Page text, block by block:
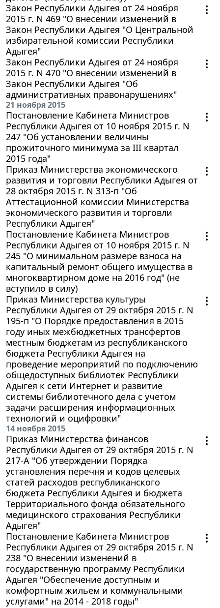
Закон Республики Адыгея от 24 ноября
2015 г. N 469 "О внесении изменений в
Закон Республики Адыгея "О Центральной
избирательной комиссии Республики
Адыгея"
Закон Республики Адыгея от 24 ноября
2015 г. N 470 "О внесении изменений в
Закон Республики Адыгея "Об
административных правонарушениях"
21 ноября 2015
Постановление Кабинета Министров
Республики Адыгея от 10 ноября 2015 г. N
247 "Об установлении величины
прожиточного минимума за III квартал
2015 года"
Приказ Министерства экономического
развития и торговли Республики Адыгея от
28 октября 2015 г. N 313-п "Об
Аттестационной комиссии Министерства
экономического развития и торговли
Республики Адыгея"
Постановление Кабинета Министров
Республики Адыгея от 10 ноября 2015 г. N
245 "О минимальном размере взноса на
капитальный ремонт общего имущества в
многоквартирном доме на 2016 год" (не
вступило в силу)
Приказ Министерства культуры
Республики Адыгея от 29 октября 2015 г. N
195-п "О Порядке предоставления в 2015
году иных межбюджетных трансфертов
местным бюджетам из республиканского
бюджета Республики Адыгея на
проведение мероприятий по подключению
общедоступных библиотек Республики
Адыгея к сети Интернет и развитие
системы библиотечного дела с учетом
задачи расширения информационных
технологий и оцифровки"
14 ноября 2015
Приказ Министерства финансов
Республики Адыгея от 29 октября 2015 г. N
217-А "Об утверждении Порядка
установления перечня и кодов целевых
статей расходов республиканского
бюджета Республики Адыгея и бюджета
Территориального фонда обязательного
медицинского страхования Республики
Адыгея"
Постановление Кабинета Министров
Республики Адыгея от 29 октября 2015 г. N
238 "О внесении изменений в
государственную программу Республики
Адыгея "Обеспечение доступным и
комфортным жильем и коммунальными
услугами" на 2014 - 2018 годы"